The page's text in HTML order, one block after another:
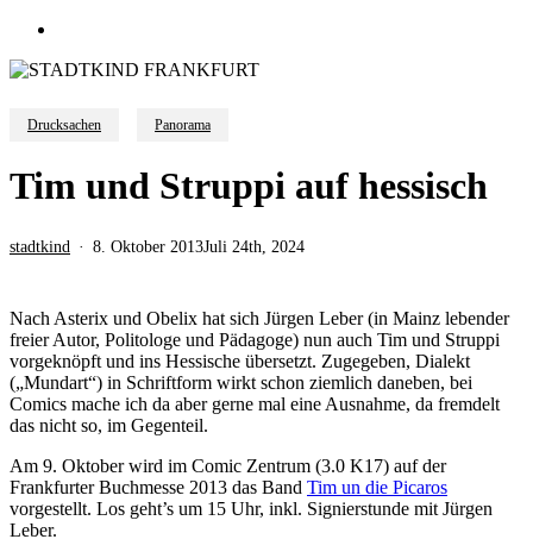
Drucksachen Panorama
Tim und Struppi auf hessisch
stadtkind 8. Oktober 2013Juli 24th, 2024
Nach Asterix und Obelix hat sich Jürgen Leber (in Mainz lebender
freier Autor, Politologe und Pädagoge) nun auch Tim und Struppi
vorgeknöpft und ins Hessische übersetzt. Zugegeben, Dialekt
(„Mundart“) in Schriftform wirkt schon ziemlich daneben, bei
Comics mache ich da aber gerne mal eine Ausnahme, da fremdelt
das nicht so, im Gegenteil.
Am 9. Oktober wird im Comic Zentrum (3.0 K17) auf der
Frankfurter Buchmesse 2013 das Band Tim un die Picaros
vorgestellt. Los geht’s um 15 Uhr, inkl. Signierstunde mit Jürgen
Leber.